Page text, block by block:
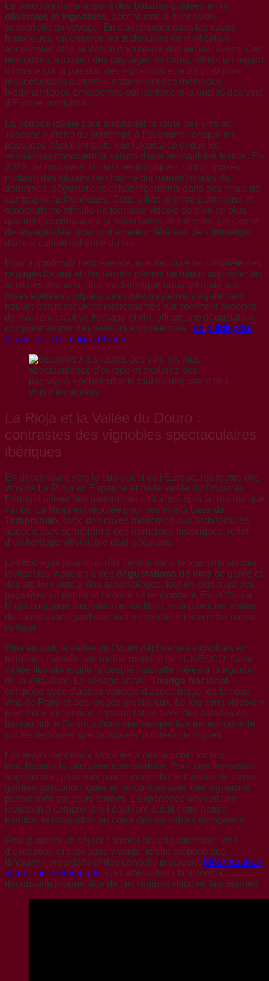
Le parcours invite aussi à des balades guidées entre
oliveraies et vignobles, accentuant la dimension
sensorielle du voyage. En s’aventurant dans les caves
historiques, on observe les techniques de vinification
ancestrales et la sélection rigoureuse des micro-cuvées. Ces
rencontres, au cœur des paysages viticoles, offrent un regard
intimiste sur la passion des vignerons et leurs pratiques
respectueuses du terroir, notamment des méthodes
biodynamiques émergentes qui renforcent la qualité des vins
d’Europe produits ici.
La période idéale pour emprunter la route des vins en
Toscane s’étend du printemps à l’automne, lorsque les
paysages déploient toute leur luxuriance et que les
vendanges ponctuent la saison d’une atmosphère festive. En
2026, de nouveaux circuits œnologiques sont proposés,
incluant des séjours de charme qui marient visites de
domaines, dégustations et hébergements dans des relais de
campagne authentiques. Cette alliance entre patrimoine et
œnotourisme stimule un tourisme viticole de plus en plus
qualitatif, contribuant à la valorisation des terroirs. Un carnet
de voyage idéal pour tout amateur désireux de s’immerger
dans la culture italienne du vin.
Pour approfondir l’expérience, une découverte complète des
cépages locaux et des terroirs permet de mieux apprécier les
subtilités des vins, du caractéristique bouquet fruité aux
notes épicées uniques. Les visiteurs peuvent également
trouver des ressources intéressantes sur comment associer
de manière créative fromage et vin, offrant une dégustation
complète autour des saveurs européennes : un guide pour
les accords fromages et vins.
La Rioja et la Vallée du Douro :
contrastes des vignobles spectaculaires
ibériques
En descendant vers le sud-ouest de l’Europe, les routes des
vins de La Rioja en Espagne et de la vallée du Douro au
Portugal offrent des panoramas tout aussi spectaculaires que
variés. La Rioja est réputée pour ses vins à base de
Tempranillo, avec des caves modernes aux architectures
audacieuses se mêlant à des domaines historiques, reflet
d’un héritage vitivinicole pluri-séculaire.
Les bodegas jouent un rôle central dans le tourisme viticole,
invitant les visiteurs à des dégustations de vins de garde et
des ateliers autour des assemblages, tout en explorant des
paysages où nature et histoire se rencontrent. En 2026, La
Rioja conjugue innovation et tradition, multipliant les visites
de caves avant-gardistes tout en valorisant son riche passé
culturel.
Plus au sud, la vallée du Douro déploie ses vignobles en
terrasses classés patrimoine mondial de l’UNESCO. Cette
vallée fluviale exalte la beauté naturelle mêlée à la rigueur
de la viticulture. Le cépage phare, Touriga Nacional ,
compose avec d’autres variétés d’assemblage les fameux
vins de Porto et des rouges prestigieux. Le tourisme viticole y
prend une dimension contemplative avec des balades en
bateau sur le Douro, offrant une perspective exceptionnelle
sur les terrasses spectaculaires plantées de vignes.
Les repas régionaux associés à des accords locaux
enrichissent la découverte sensorielle. Pour une immersion
approfondie, plusieurs parcours combinent visites de caves,
goûters gastronomiques et rencontres avec des vignerons
passionnés par leurs terroirs. L’expérience devient une
invitation à comprendre l’équilibre subtil entre nature,
tradition et innovation au cœur des vignobles européens.
Pour planifier un séjour complet alliant patrimoine, vins
d’exception et paysages vivants, le site propose des
itinéraires organisés et des conseils précieux : idées pour un
week-end œnologique. Ces alternatives facilitent la
découverte progressive de ces régions viticoles fascinantes.